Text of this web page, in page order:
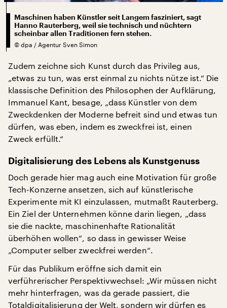
Maschinen haben Künstler seit Langem fasziniert, sagt
Hanno Rauterberg, weil sie technisch und nüchtern
scheinbar allen Traditionen fern stehen.
© dpa / Agentur Sven Simon
Zudem zeichne sich Kunst durch das Privileg aus,
„etwas zu tun, was erst einmal zu nichts nütze ist.“ Die
klassische Definition des Philosophen der Aufklärung,
Immanuel Kant, besage, „dass Künstler von dem
Zweckdenken der Moderne befreit sind und etwas tun
dürfen, was eben, indem es zweckfrei ist, einen
Zweck erfüllt.“
Digitalisierung des Lebens als Kunstgenuss
Doch gerade hier mag auch eine Motivation für große
Tech-Konzerne ansetzen, sich auf künstlerische
Experimente mit KI einzulassen, mutmaßt Rauterberg.
Ein Ziel der Unternehmen könne darin liegen, „dass
sie die nackte, maschinenhafte Rationalität
überhöhen wollen“, so dass in gewisser Weise
„Computer selber zweckfrei werden“.
Für das Publikum eröffne sich damit ein
verführerischer Perspektivwechsel: „Wir müssen nicht
mehr hinterfragen, was da gerade passiert, die
Totaldigitalisierung der Welt, sondern wir dürfen es